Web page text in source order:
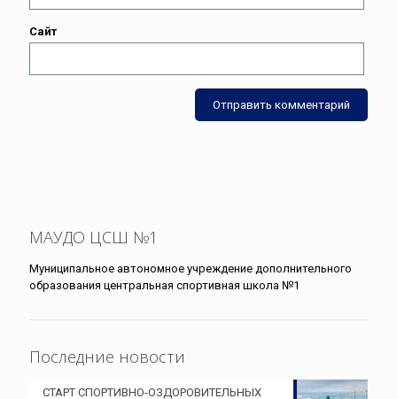
Сайт
МАУДО ЦСШ №1
Муниципальное автономное учреждение дополнительного
образования центральная спортивная школа №1
Последние новости
СТАРТ СПОРТИВНО-ОЗДОРОВИТЕЛЬНЫХ